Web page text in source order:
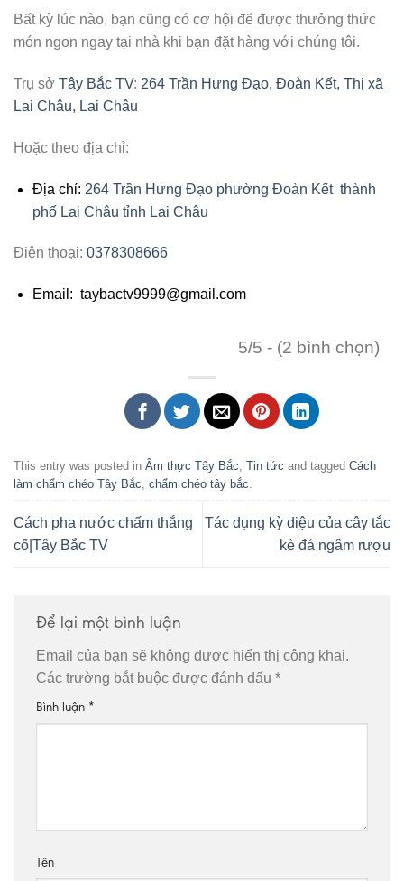
Bất kỳ lúc nào, bạn cũng có cơ hội để được thưởng thức
món ngon ngay tại nhà khi bạn đặt hàng với chúng tôi.
Trụ sở Tây Bắc TV: 264 Trần Hưng Đạo, Đoàn Kết, Thị xã
Lai Châu, Lai Châu
Hoặc theo địa chỉ:
Địa chỉ: 264 Trần Hưng Đạo phường Đoàn Kết thành
phố Lai Châu tỉnh Lai Châu
Điện thoại: 0378308666
Email: taybactv9999@gmail.com
5/5 - (2 bình chọn)
This entry was posted in Ẩm thực Tây Bắc Tin tức and tagged Cách
làm chẩm chéo Tây Bắc chẩm chéo tây bắc
Cách pha nước chấm thắng
cố|Tây Bắc TV
Tác dụng kỳ diệu của cây tắc
kè đá ngâm rượu
Để lại một bình luận
Email của bạn sẽ không được hiển thị công khai.
Các trường bắt buộc được đánh dấu *
Bình luận *
Tên